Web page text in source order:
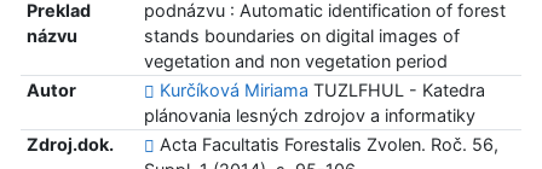
Preklad
názvu
podnázvu : Automatic identification of forest
stands boundaries on digital images of
vegetation and non vegetation period
Autor
Kurčíková Miriama TUZLFHUL - Katedra
plánovania lesných zdrojov a informatiky
Zdroj.dok.
Acta Facultatis Forestalis Zvolen. Roč. 56,